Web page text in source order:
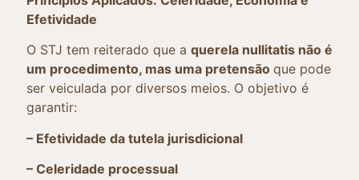
Efetividade
O STJ tem reiterado que a querela nullitatis não é
um procedimento, mas uma pretensão que pode
ser veiculada por diversos meios. O objetivo é
garantir:
– Efetividade da tutela jurisdicional
– Celeridade processual